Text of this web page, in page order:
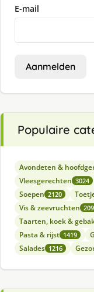
E-mail
Aanmelden
Populaire
Avondeten &
Vleesgerechten 3024
Soepen 2120
Vis & zeevruchten
Taarten, koek &
Pasta & rijst 1419
Salades 1216